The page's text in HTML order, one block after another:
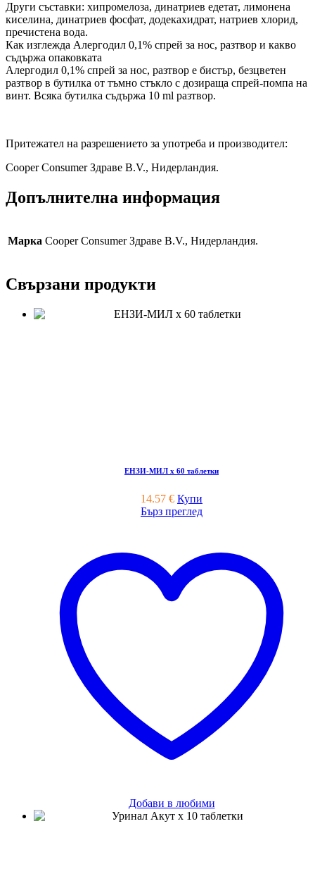
Други съставки: хипромелоза, динатриев едетат, лимонена
киселина, динатриев фосфат, додекахидрат, натриев хлорид,
пречистена вода.
Как изглежда Алергодил 0,1% спрей за нос, разтвор и какво
съдържа опаковката
Алергодил 0,1% спрей за нос, разтвор е бистър, безцветен
разтвор в бутилка от тъмно стъкло с дозираща спрей-помпа на
винт. Всяка бутилка съдържа 10 ml разтвор.
Притежател на разрешението за употреба и производител:
Cooper Consumer Здраве В.V., Нидерландия.
Допълнителна информация
Марка Cooper Consumer Здраве В.V., Нидерландия.
Свързани продукти
ЕНЗИ-МИЛ х 60 таблетки
14.57 € Купи
Бърз преглед
Добави в любими